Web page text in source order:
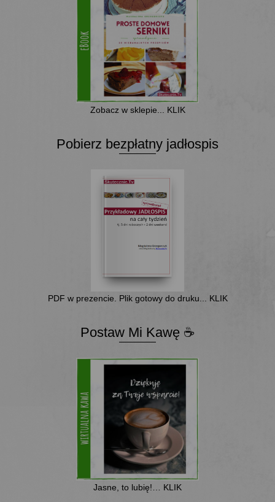
Zobacz w sklepie... KLIK
Pobierz bezpłatny jadłospis
PDF w prezencie. Plik gotowy do druku... KLIK
Postaw Mi Kawę ☕
Jasne, to lubię!… KLIK